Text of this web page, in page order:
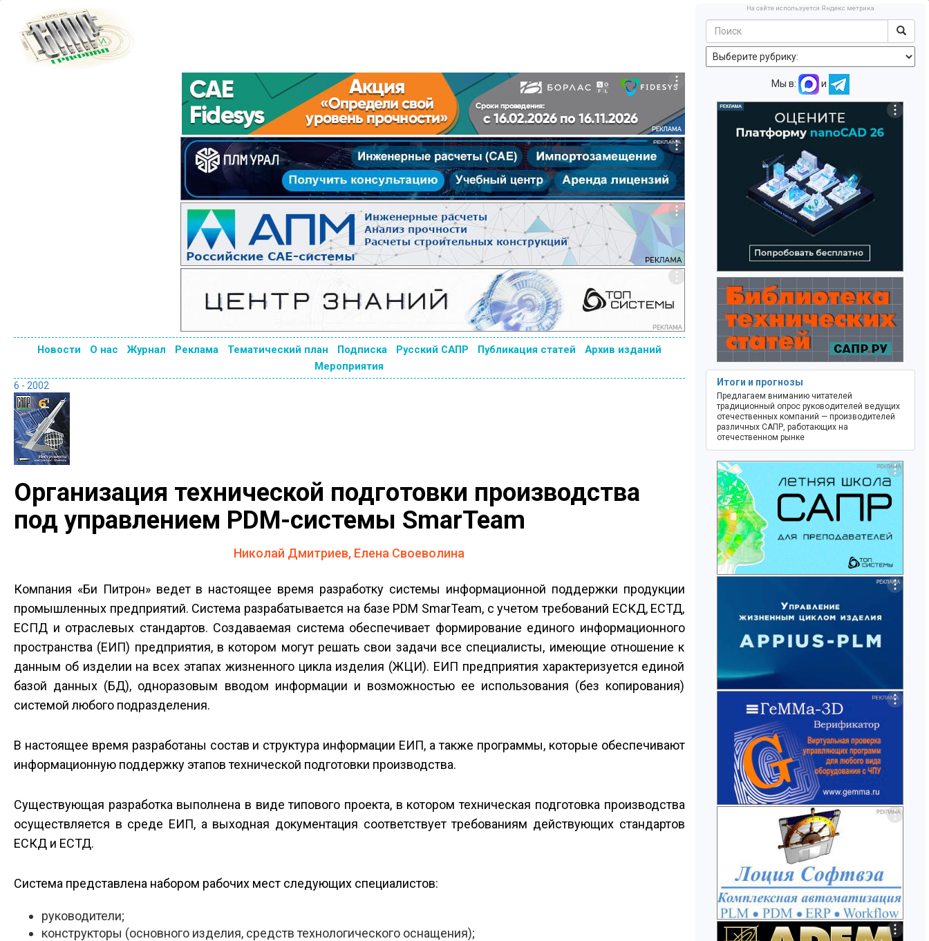
Новости О нас Журнал Реклама Тематический план Подписка Русский САПР Публикация статей
Архив изданий
Мероприятия
6 - 2002
Организация технической подготовки производства
под управлением PDM-системы SmarTeam
Николай Дмитриев, Елена Своеволина
Компания «Би Питрон» ведет в настоящее время разработку системы информационной поддержки продукции
промышленных предприятий. Система разрабатывается на базе PDM SmarTeam, с учетом требований ЕСКД, ЕСТД,
ЕСПД и отраслевых стандартов. Создаваемая система обеспечивает формирование единого информационного
пространства (ЕИП) предприятия, в котором могут решать свои задачи все специалисты, имеющие отношение к
данным об изделии на всех этапах жизненного цикла изделия (ЖЦИ). ЕИП предприятия характеризуется единой
базой данных (БД), одноразовым вводом информации и возможностью ее использования (без копирования)
системой любого подразделения.
В настоящее время разработаны состав и структура информации ЕИП, а также программы, которые обеспечивают
информационную поддержку этапов технической подготовки производства.
Существующая разработка выполнена в виде типового проекта, в котором техническая подготовка производства
осуществляется в среде ЕИП, а выходная документация соответствует требованиям действующих стандартов
ЕСКД и ЕСТД.
Система представлена набором рабочих мест следующих специалистов:
руководители;
конструкторы (основного изделия, средств технологического оснащения);
На сайте используется Яндекс метрика
Мы в: и
Итоги и прогнозы
Предлагаем вниманию читателей
традиционный опрос руководителей ведущих
отечественных компаний — производителей
различных САПР, работающих на
отечественном рынке